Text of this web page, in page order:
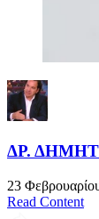
ΔΡ.
23
Read Content